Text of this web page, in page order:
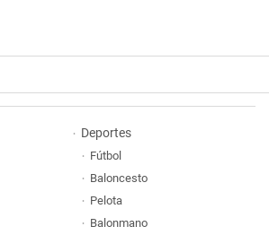
Deportes
Fútbol
Baloncesto
Pelota
Balonmano